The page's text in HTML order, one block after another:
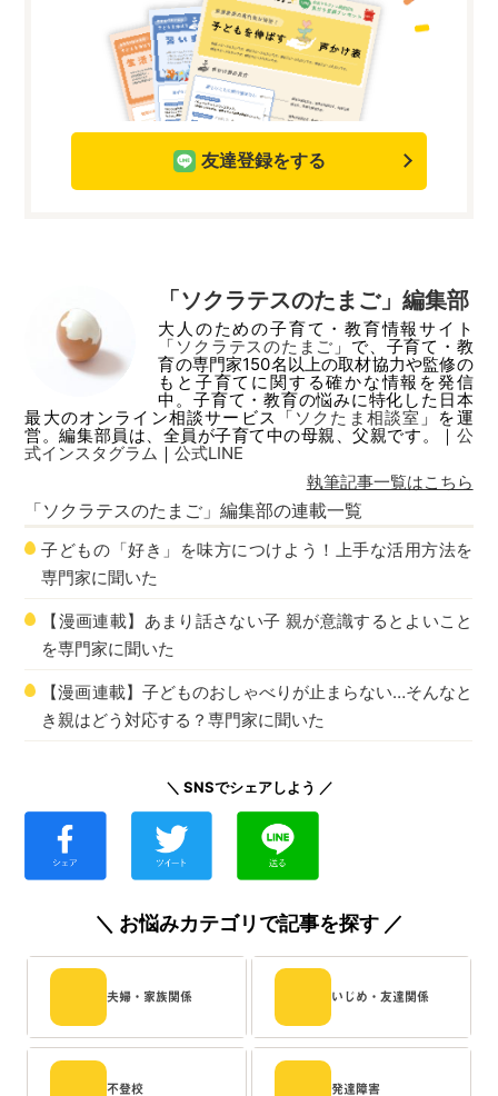
友達登録をする
「ソクラテスのたまご」編集部
大人のための子育て・教育情報サイト
「 ソクラテスのたまご 」で、子育て・教
育の専門家150名以上の取材協力や監修の
もと子育てに関する確かな情報を発信
中。子育て・教育の悩みに特化した日本
最大のオンライン相談サービス「 ソクたま相談室 」を運
営。編集部員は、全員が子育て中の母親、父親です。｜ 公
式インスタグラム ｜公式LINE
執筆記事一覧はこちら
「ソクラテスのたまご」編集部の連載一覧
子どもの「好き」を味方につけよう！上手な活用方法を
専門家に聞いた
【漫画連載】あまり話さない子 親が意識するとよいこと
を専門家に聞いた
【漫画連載】子どものおしゃべりが止まらない…そんなと
き親はどう対応する？専門家に聞いた
＼ SNSでシェアしよう ／
＼ お悩みカテゴリで記事を探す ／
夫婦・家族関係 いじめ・友達関係
不登校 発達障害